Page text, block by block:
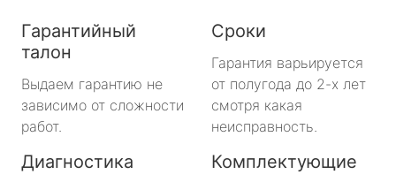
Гарантийный
талон
Выдаем гарантию не
зависимо от сложности
работ.
Сроки
Гарантия варьируется
от полугода до 2-х лет
смотря какая
неисправность.
Диагностика Комплектующие